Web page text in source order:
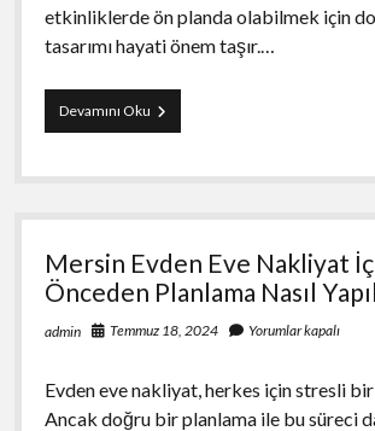
etkinliklerde ön planda olabilmek için
tasarımı hayati önem taşır.…
Devamını OkuFuar
Standı
Mersin Evden Eve Nakliyat
Önceden Planlama Nasıl
admin Temmuz 18, 2024 Yorumlar kapalı
Evden eve nakliyat, herkes için stresli
Ancak doğru bir planlama ile bu süreci